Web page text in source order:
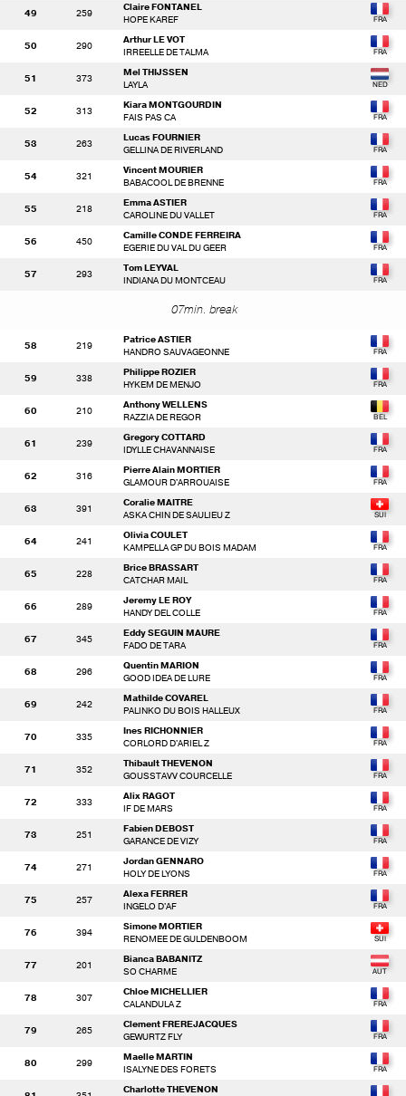
49 259
Claire FONTANEL
HOPE KAREF
50 290
Arthur LE VOT
IRREELLE DE TALMA
51 373
Mel THIJSSEN
LAYLA
52 313
Kiara MONTGOURDIN
FAIS PAS CA
53 263
Lucas FOURNIER
GELLINA DE RIVERLAND
54 321
Vincent MOURIER
BABACOOL DE BRENNE
55 218
Emma ASTIER
CAROLINE DU VALLET
56 450
Camille CONDE FERREIRA
EGERIE DU VAL DU GEER
57 293
Tom LEYVAL
INDIANA DU MONTCEAU
07min. break
58 219
Patrice ASTIER
HANDRO SAUVAGEONNE
59 338
Philippe ROZIER
HYKEM DE MENJO
60 210
Anthony WELLENS
RAZZIA DE REGOR
61 239
Gregory COTTARD
IDYLLE CHAVANNAISE
62 316
Pierre Alain MORTIER
GLAMOUR D'ARROUAISE
63 391
Coralie MAITRE
ASKA CHIN DE SAULIEU Z
64 241
Olivia COULET
KAMPELLA GP DU BOIS MADAM
65 228
Brice BRASSART
CATCHAR MAIL
66 289
Jeremy LE ROY
HANDY DEL COLLE
67 345
Eddy SEGUIN MAURE
FADO DE TARA
68 296
Quentin MARION
GOOD IDEA DE LURE
69 242
Mathilde COVAREL
PALINKO DU BOIS HALLEUX
70 335
Ines RICHONNIER
CORLORD D'ARIEL Z
71 352
Thibault THEVENON
GOUSSTAVV COURCELLE
72 333
Alix RAGOT
IF DE MARS
73 251
Fabien DEBOST
GARANCE DE VIZY
74 271
Jordan GENNARO
HOLY DE LYONS
75 257
Alexa FERRER
INGELO D'AF
76 394
Simone MORTIER
RENOMEE DE GULDENBOOM
77 201
Bianca BABANITZ
SO CHARME
78 307
Chloe MICHELLIER
CALANDULA Z
79 265
Clement FREREJACQUES
GEWURTZ FLY
80 299
Maelle MARTIN
ISALYNE DES FORETS
Charlotte THEVENON